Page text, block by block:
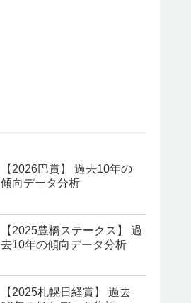
【2026巴賞】 過去10年の
傾向データ分析
【2025豊橋ステークス】 過
去10年の傾向データ分析
【2025札幌日経賞】 過去